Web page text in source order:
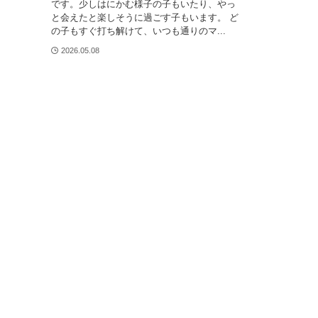
です。少しはにかむ様子の子もいたり、やっ
と会えたと楽しそうに過ごす子もいます。 ど
の子もすぐ打ち解けて、いつも通りのマ...
2026.05.08
お問い合わせ